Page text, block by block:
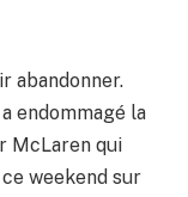
abandonner.
endommagé la
McLaren qui
weekend sur